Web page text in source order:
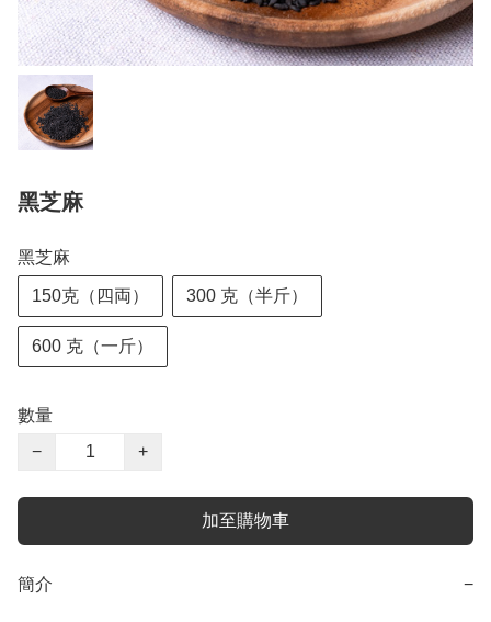
黑芝麻
黑芝麻
150克（四両） 300 克（半斤）
600 克（一斤）
數量
−
+
加至購物車
簡介 −